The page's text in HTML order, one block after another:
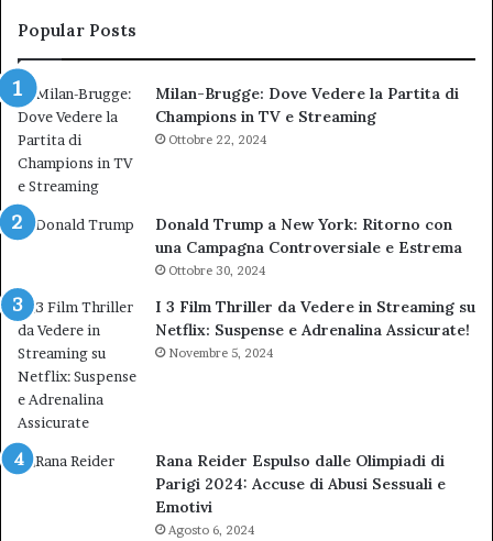
del
Popular Posts
Milan-Brugge: Dove Vedere la Partita di
Champions in TV e Streaming
Ottobre 22, 2024
Donald Trump a New York: Ritorno con
una Campagna Controversiale e Estrema
Ottobre 30, 2024
I 3 Film Thriller da Vedere in Streaming su
Netflix: Suspense e Adrenalina Assicurate!
Novembre 5, 2024
Rana Reider Espulso dalle Olimpiadi di
Parigi 2024: Accuse di Abusi Sessuali e
Emotivi
Agosto 6, 2024